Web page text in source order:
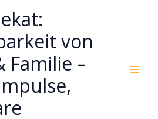
von
Familie –